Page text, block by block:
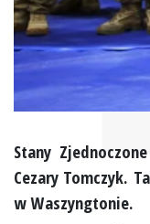
Stany
Cezary Tomczyk.
w Waszyngtonie.